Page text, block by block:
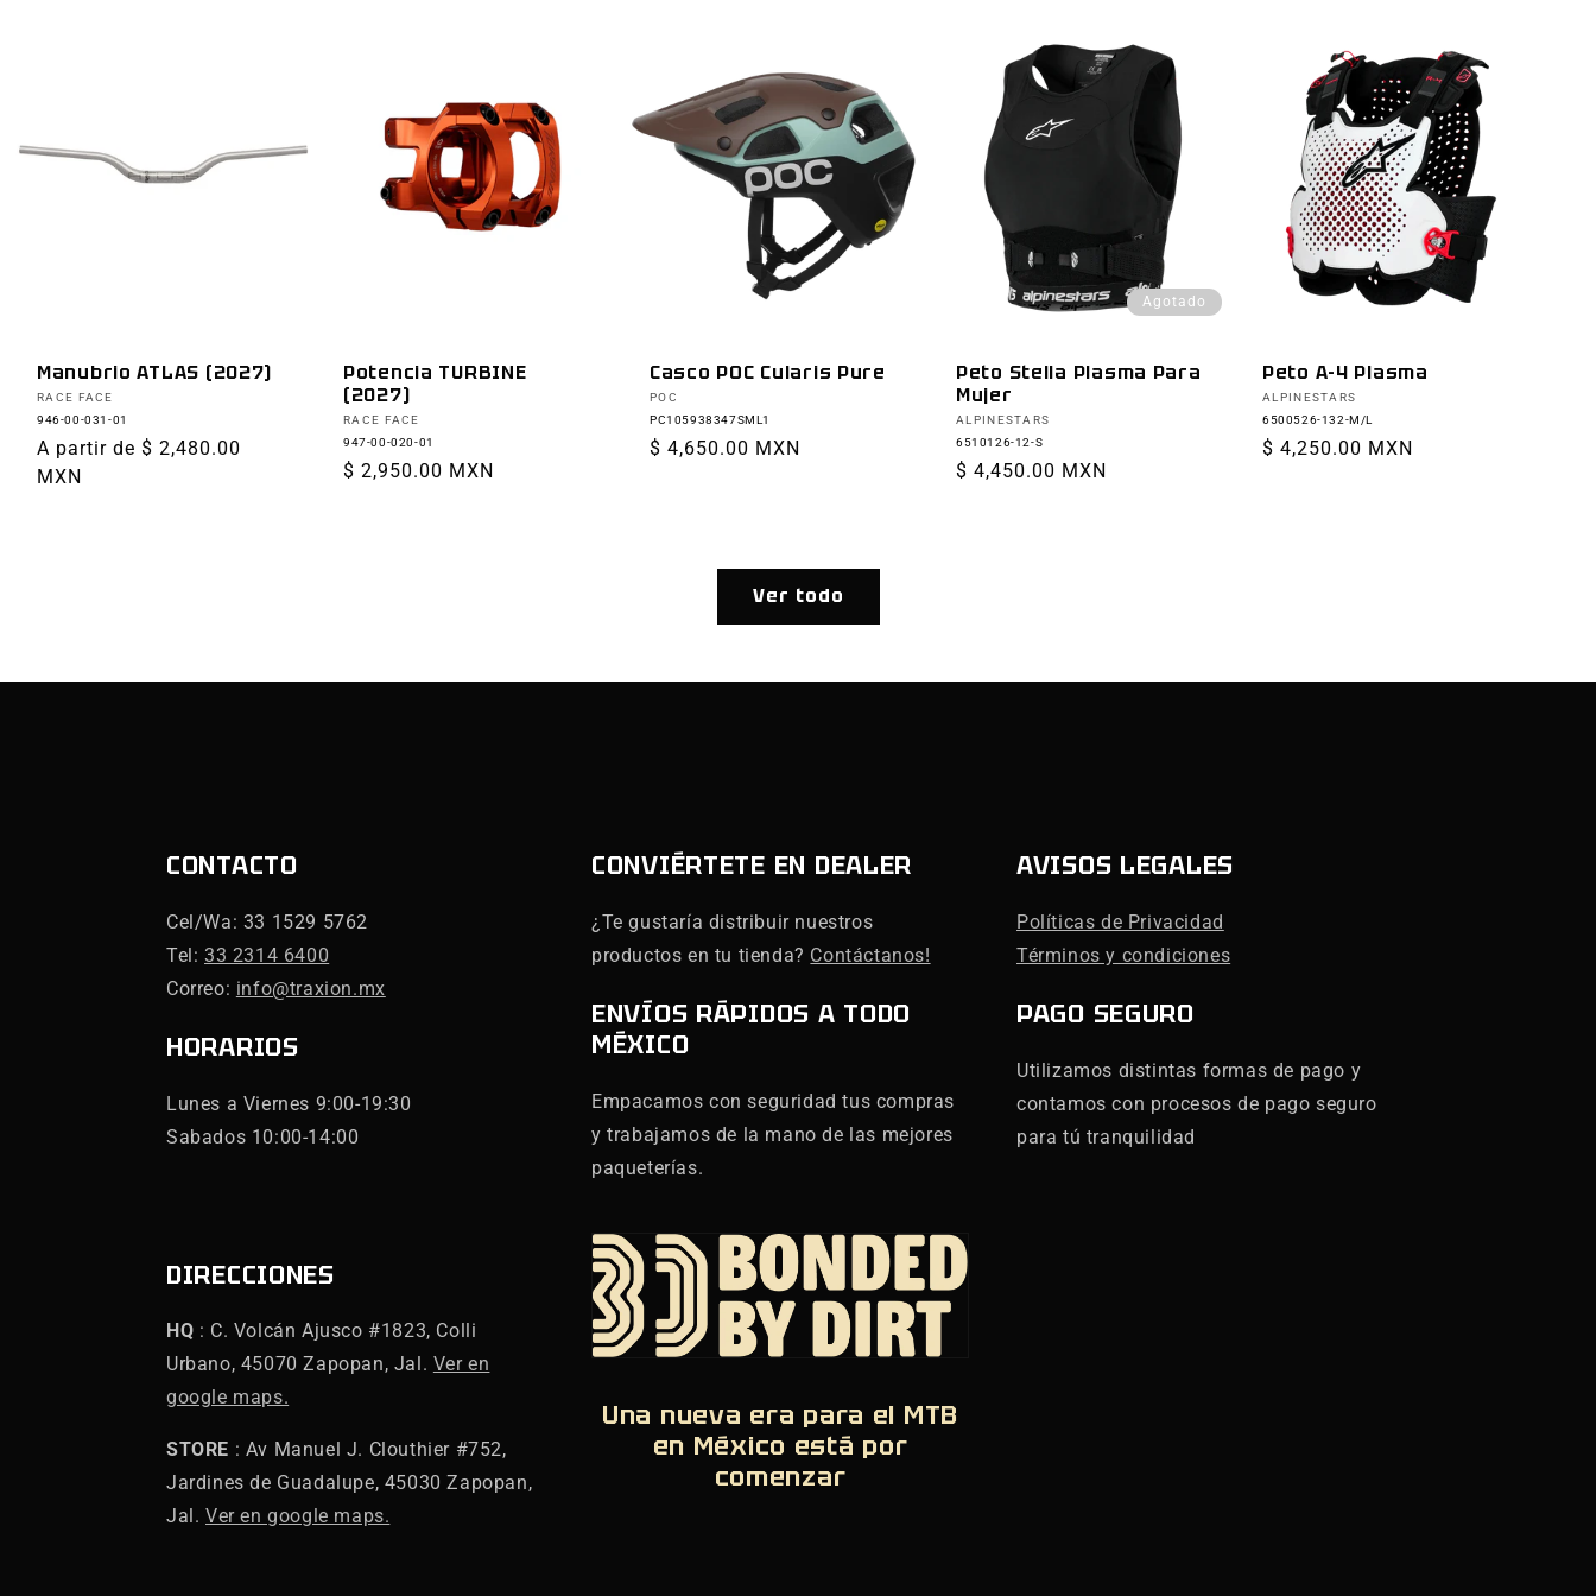
Manubrio ATLAS (2027)
Proveedor:
RACE FACE
946-00-031-01
Precio
habitual
A partir de $ 2,480.00
MXN
Potencia TURBINE
(2027)
Proveedor:
RACE FACE
947-00-020-01
Precio
$ 2,950.00 MXN
Casco POC Cularis Pure
Proveedor:
POC
PC105938347SML1
Precio
$ 4,650.00 MXN
Agotado
Peto Stella Plasma Para
Mujer
Proveedor:
ALPINESTARS
6510126-12-S
Precio
$ 4,450.00 MXN
Peto A-4 Plasma
Proveedor:
ALPINESTARS
6500526-132-M/L
Precio
$ 4,250.00 MXN
Ver todo
CONTACTO
Cel/Wa: 33 1529 5762
Tel: 33 2314 6400
Correo: info@traxion.mx
HORARIOS
Lunes a Viernes 9:00-19:30
Sabados 10:00-14:00
CONVIÉRTETE EN DEALER
¿Te gustaría distribuir nuestros
productos en tu tienda? Contáctanos!
ENVÍOS RÁPIDOS A TODO
MÉXICO
Empacamos con seguridad tus compras
y trabajamos de la mano de las mejores
paqueterías.
AVISOS LEGALES
Políticas de Privacidad
Términos y condiciones
PAGO SEGURO
Utilizamos distintas formas de pago y
contamos con procesos de pago seguro
para tú tranquilidad
DIRECCIONES
HQ : C. Volcán Ajusco #1823, Colli
Urbano, 45070 Zapopan, Jal. Ver en
google maps.
STORE : Av Manuel J. Clouthier #752,
Jardines de Guadalupe, 45030 Zapopan,
Jal. Ver en google maps.
Una nueva era para el MTB
en México está por
comenzar